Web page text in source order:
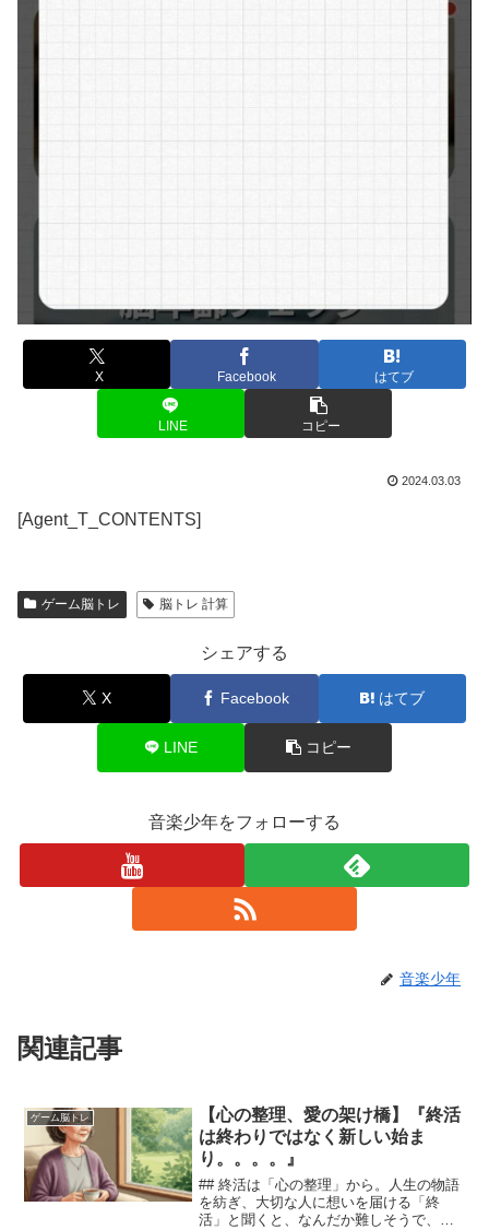
X Facebook はてブ
LINE コピー
2024.03.03
[Agent_T_CONTENTS]
ゲーム脳トレ 脳トレ 計算
シェアする
X Facebook はてブ
LINE コピー
音楽少年をフォローする
音楽少年
関連記事
ゲーム脳トレ
【心の整理、愛の架け橋】『終活
は終わりではなく新しい始ま
り。。。。』
## 終活は「心の整理」から。人生の物語
を紡ぎ、大切な人に想いを届ける「終
活」と聞くと、なんだか難しそうで、暗